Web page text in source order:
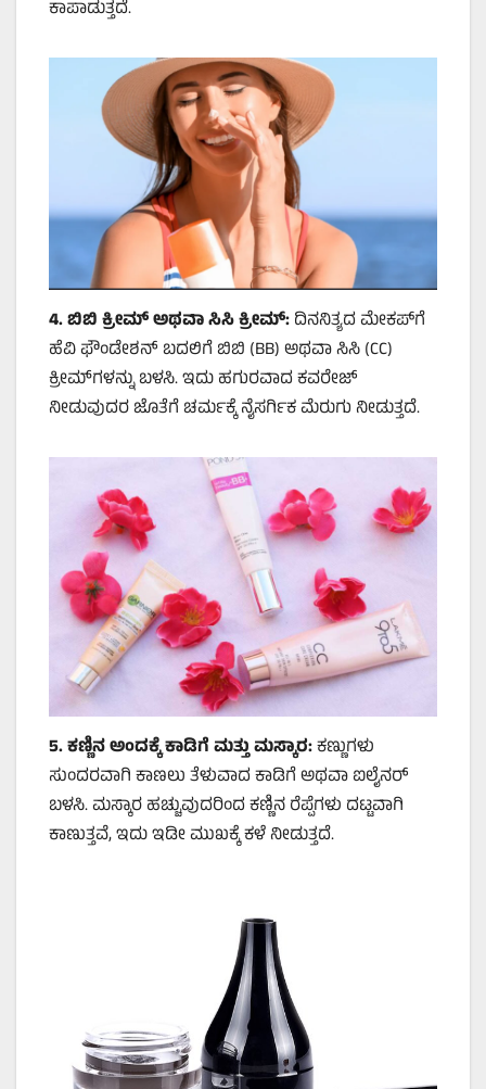
ಕಾಪಾಡುತ್ತದೆ.
4.ಬಿಬಿ ಕ್ರೀಮ್ ಅಥವಾ ಸಿಸಿ ಕ್ರೀಮ್:ದಿನನಿತ್ಯದ ಮೇಕಪ್‌ಗೆ
ಹೆವಿ ಫೌಂಡೇಶನ್ ಬದಲಿಗೆ ಬಿಬಿ (BB) ಅಥವಾ ಸಿಸಿ (CC)
ಕ್ರೀಮ್‌ಗಳನ್ನು ಬಳಸಿ. ಇದು ಹಗುರವಾದ ಕವರೇಜ್
ನೀಡುವುದರ ಜೊತೆಗೆ ಚರ್ಮಕ್ಕೆ ನೈಸರ್ಗಿಕ ಮೆರುಗು ನೀಡುತ್ತದೆ.
5.ಕಣ್ಣಿನ ಅಂದಕ್ಕೆ ಕಾಡಿಗೆ ಮತ್ತು ಮಸ್ಕಾರ:ಕಣ್ಣುಗಳು
ಸುಂದರವಾಗಿ ಕಾಣಲು ತೆಳುವಾದ ಕಾಡಿಗೆ ಅಥವಾ ಐಲೈನರ್
ಬಳಸಿ. ಮಸ್ಕಾರ ಹಚ್ಚುವುದರಿಂದ ಕಣ್ಣಿನ ರೆಪ್ಪೆಗಳು ದಟ್ಟವಾಗಿ
ಕಾಣುತ್ತವೆ, ಇದು ಇಡೀ ಮುಖಕ್ಕೆ ಕಳೆ ನೀಡುತ್ತದೆ.